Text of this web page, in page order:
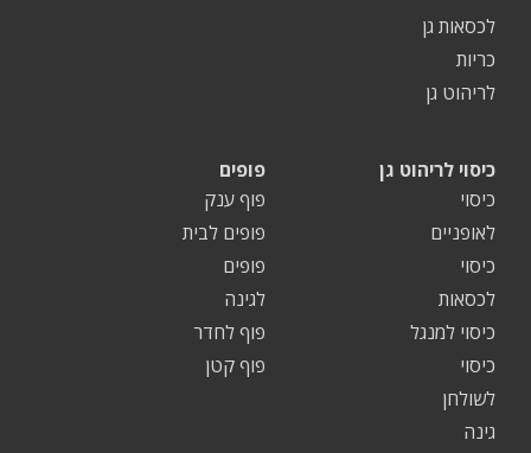
לכסאות גן
כריות
לריהוט גן
פופים
פוף ענק
פופים לבית
פופים
לגינה
פוף לחדר
פוף קטן
כיסוי לריהוט גן
כיסוי
לאופניים
כיסוי
לכסאות
כיסוי למנגל
כיסוי
לשולחן
גינה